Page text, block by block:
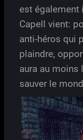
est également
Capell vient:
anti-héros qui
plaindre,
aura au moins
sauver le